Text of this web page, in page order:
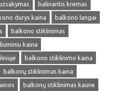
balinantis kremas
durys kaina
balkono langai
balkono stiklinimas
kaina
balkono stiklinimo kaina
balkonų stiklinimas kaina
balkonų stiklinimas kaune